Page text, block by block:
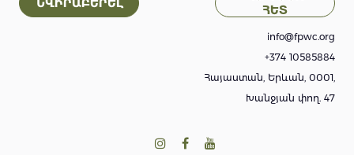
ՆՎԻՐԱԲԵՐԵԼ
ՀԵՏ
info@fpwc.org
+374 10585884
Հայաստան, Երևան, 0001,
Խանջյան փող. 47